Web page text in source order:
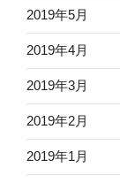
2019年5月
2019年4月
2019年3月
2019年2月
2019年1月